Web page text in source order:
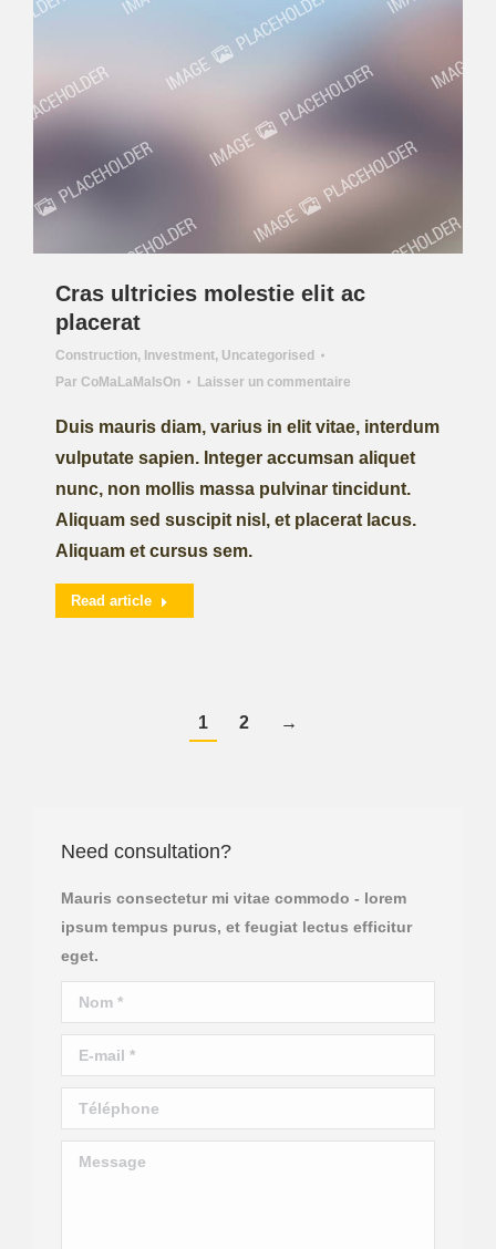
Cras ultricies molestie elit ac
placerat
Construction, Investment, Uncategorised
Par CoMaLaMaIsOn Laisser un commentaire
Duis mauris diam, varius in elit vitae, interdum
vulputate sapien. Integer accumsan aliquet
nunc, non mollis massa pulvinar tincidunt.
Aliquam sed suscipit nisl, et placerat lacus.
Aliquam et cursus sem.
Read article
1 2 →
Need consultation?
Mauris consectetur mi vitae commodo - lorem
ipsum tempus purus, et feugiat lectus efficitur
eget.
Nom *
E-mail *
Téléphone
Message